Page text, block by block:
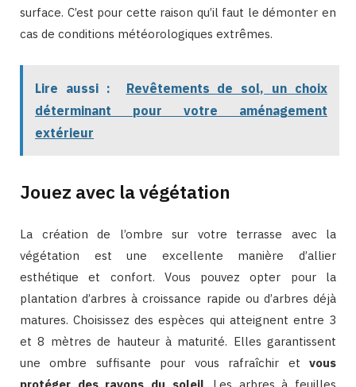
surface. C’est pour cette raison qu’il faut le démonter en
cas de conditions météorologiques extrêmes.
Lire aussi :
Revêtements de sol, un choix
déterminant pour votre aménagement
extérieur
Jouez avec la végétation
La création de l’ombre sur votre terrasse avec la
végétation est une excellente manière d’allier
esthétique et confort. Vous pouvez opter pour la
plantation d’arbres à croissance rapide ou d’arbres déjà
matures. Choisissez des espèces qui atteignent entre 3
et 8 mètres de hauteur à maturité. Elles garantissent
une ombre suffisante pour vous rafraîchir et vous
protéger des rayons du soleil . Les arbres à feuilles